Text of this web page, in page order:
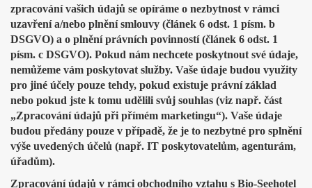
zpracování vašich údajů se opíráme o nezbytnost v rámci
uzavření a/nebo plnění smlouvy (článek 6 odst. 1 písm. b
DSGVO) a o plnění právních povinností (článek 6 odst. 1
písm. c DSGVO). Pokud nám nechcete poskytnout své údaje,
nemůžeme vám poskytovat služby. Vaše údaje budou využity
pro jiné účely pouze tehdy, pokud existuje právní základ
nebo pokud jste k tomu udělili svůj souhlas (viz např. část
„Zpracování údajů při přímém marketingu“). Vaše údaje
budou předány pouze v případě, že je to nezbytné pro splnění
výše uvedených účelů (např. IT poskytovatelům, agenturám,
úřadům).
Zpracování údajů v rámci obchodního vztahu s Bio-Seehotel